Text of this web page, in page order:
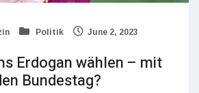
Politik June 2, 2023
Erdogan wählen – mit
Bundestag?